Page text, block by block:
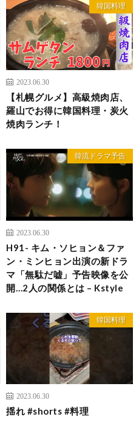
韓国料理
2023.06.30
【札幌グルメ】高級焼肉店、
羅山でお得に韓国料理・炭火
焼肉ランチ！
韓流ドラマ予告
2023.06.30
H91- キム・ソヒョン＆ファ
ン・ミンヒョン出演の新ドラ
マ「無駄だ嘘」予告映像を公
開…2人の関係とは – Kstyle
韓国料理
2023.06.30
揺れ #shorts #料理